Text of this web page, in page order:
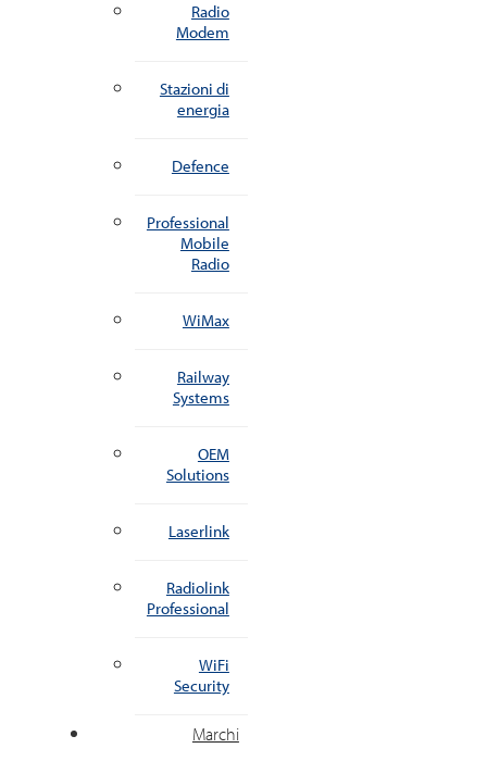
Radio
Modem
Stazioni di
energia
Defence
Professional
Mobile
Radio
WiMax
Railway
Systems
OEM
Solutions
Laserlink
Radiolink
Professional
WiFi
Security
Marchi